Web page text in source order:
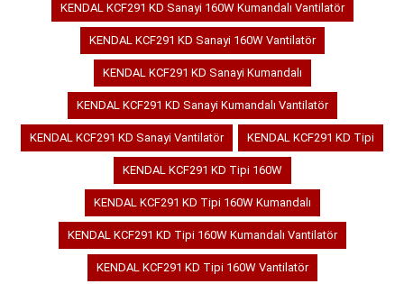
KENDAL KCF291 KD Sanayi 160W Kumandalı Vantilatör
KENDAL KCF291 KD Sanayi 160W Vantilatör
KENDAL KCF291 KD Sanayi Kumandalı
KENDAL KCF291 KD Sanayi Kumandalı Vantilatör
KENDAL KCF291 KD Sanayi Vantilatör KENDAL KCF291 KD Tipi
KENDAL KCF291 KD Tipi 160W
KENDAL KCF291 KD Tipi 160W Kumandalı
KENDAL KCF291 KD Tipi 160W Kumandalı Vantilatör
KENDAL KCF291 KD Tipi 160W Vantilatör